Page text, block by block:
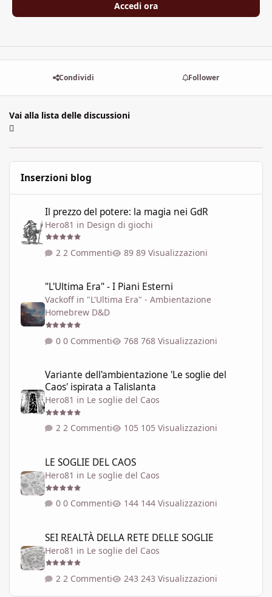
Accedi ora
Condividi Follower
Vai alla lista delle discussioni
Inserzioni blog
Il prezzo del potere: la magia nei GdR
Hero81 in Design di giochi
2 Commenti 89 Visualizzazioni
"L'Ultima Era" - I Piani Esterni
Vackoff in "L'Ultima Era" - Ambientazione
Homebrew D&D
0 Commenti 768 Visualizzazioni
Variante dell'ambientazione 'Le soglie del
Caos' ispirata a Talislanta
Hero81 in Le soglie del Caos
2 Commenti 105 Visualizzazioni
LE SOGLIE DEL CAOS
Hero81 in Le soglie del Caos
0 Commenti 144 Visualizzazioni
SEI REALTÀ DELLA RETE DELLE SOGLIE
Hero81 in Le soglie del Caos
2 Commenti 243 Visualizzazioni